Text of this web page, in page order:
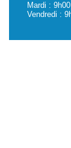
Mardi :
Vendredi :